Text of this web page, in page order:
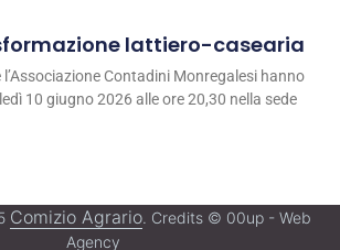
lattiero-casearia
Contadini Monregalesi hanno
10 giugno 2026 alle ore 20,30 nella sede
Comizio Agrario. Credits © 00up - Web
Agency